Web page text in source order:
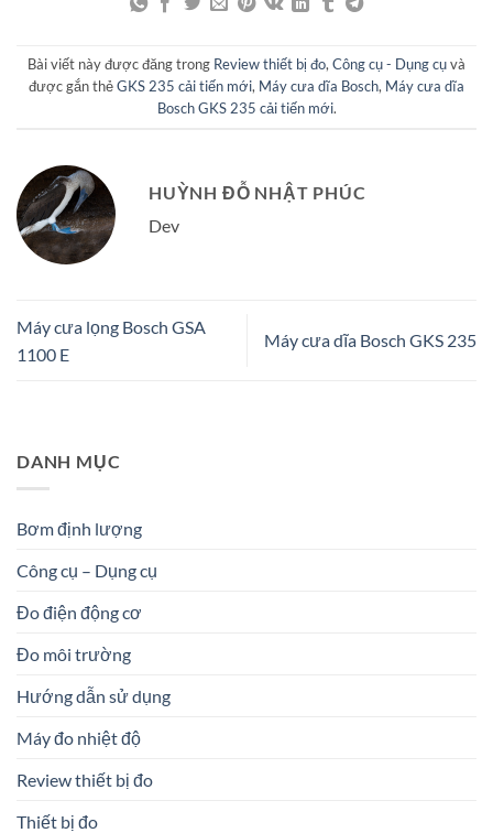
Bài viết này được đăng trong Review thiết bị đo, Công cụ - Dụng cụvà
được gắn thẻGKS 235 cải tiến mới, Máy cưa dĩa Bosch, Máy cưa dĩa
Bosch GKS 235 cải tiến mới.
HUỲNH ĐỖ NHẬT PHÚC
Dev
Máy cưa lọng Bosch GSA
1100 E
Máy cưa dĩa Bosch GKS 235
DANH MỤC
Bơm định lượng
Công cụ – Dụng cụ
Đo điện động cơ
Đo môi trường
Hướng dẫn sử dụng
Máy đo nhiệt độ
Review thiết bị đo
Thiết bị đo